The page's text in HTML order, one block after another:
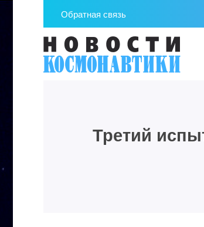
Обратная связь
Третий